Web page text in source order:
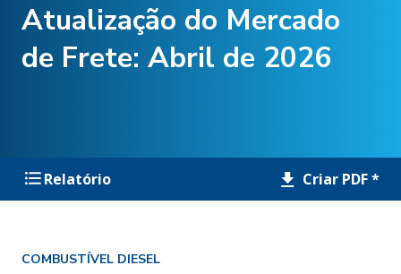
Atualização do Mercado
de Frete: Abril de 2026
Relatório Criar PDF *
COMBUSTÍVEL DIESEL